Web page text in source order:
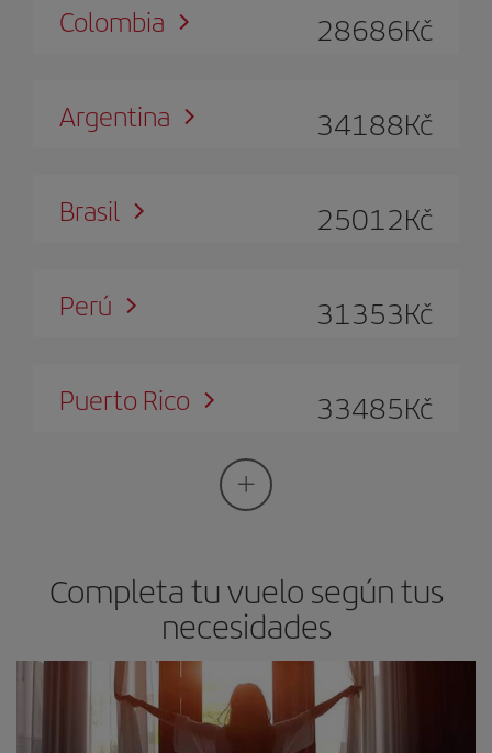
Colombia 28686Kč
Argentina 34188Kč
Brasil 25012Kč
Perú 31353Kč
Puerto Rico 33485Kč
Completa tu vuelo según tus
necesidades